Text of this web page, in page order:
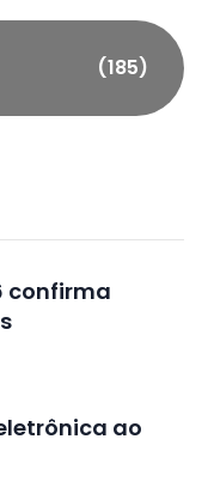
(185)
confirma
ao